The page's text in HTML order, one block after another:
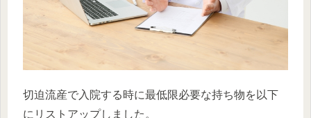
切迫流産で入院する時に最低限必要な持ち物を以下
にリストアップしました。